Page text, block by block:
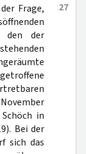
27
Frage,
den der
in
Bei der
sich das